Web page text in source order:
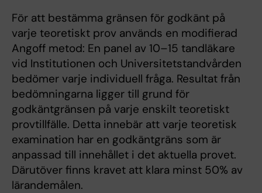
För att bestämma gränsen för godkänt på
varje teoretiskt prov används en modifierad
Angoff metod: En panel av 10–15 tandläkare
vid Institutionen och Universitetstandvården
bedömer varje individuell fråga. Resultat från
bedömningarna ligger till grund för
godkäntgränsen på varje enskilt teoretiskt
provtillfälle. Detta innebär att varje teoretisk
examination har en godkäntgräns som är
anpassad till innehållet i det aktuella provet.
Därutöver finns kravet att klara minst 50% av
lärandemålen.